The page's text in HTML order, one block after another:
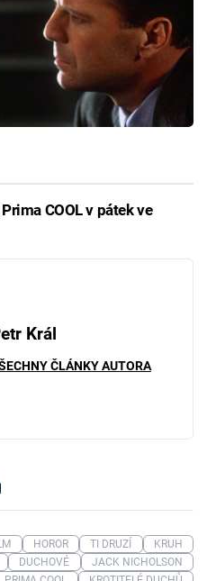
COOL v pátek ve
Král
ČLÁNKY AUTORA
HOROR TI DRUZÍ
KRUH
DUCHOVÉ
JACK NICHOLSON